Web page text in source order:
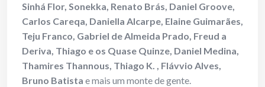
Sinhá Flor, Sonekka, Renato Brás, Daniel Groove,
Carlos Careqa, Daniella Alcarpe, Elaine Guimarães,
Teju Franco, Gabriel de Almeida Prado, Freud a
Deriva, Thiago e os Quase Quinze, Daniel Medina,
Thamires Thannous, Thiago K. , Flávvio Alves,
Bruno Batista e mais um monte de gente.